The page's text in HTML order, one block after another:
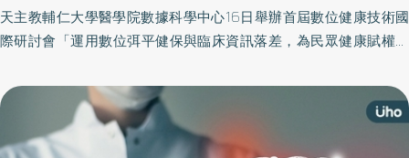
天主教輔仁大學醫學院數據科學中心16日舉辦首屆數位健康技術國
際研討會「運用數位弭平健保與臨床資訊落差，為民眾健康賦權」
between Clinical Practice and Reimbursement Policy”)，邀集國內
外專家學者共同探討數位健康在診斷、預測、治療的最新趨勢和應
用，以及健保給付的限制和挑戰。輔大醫學院院長葉炳強教授、輔